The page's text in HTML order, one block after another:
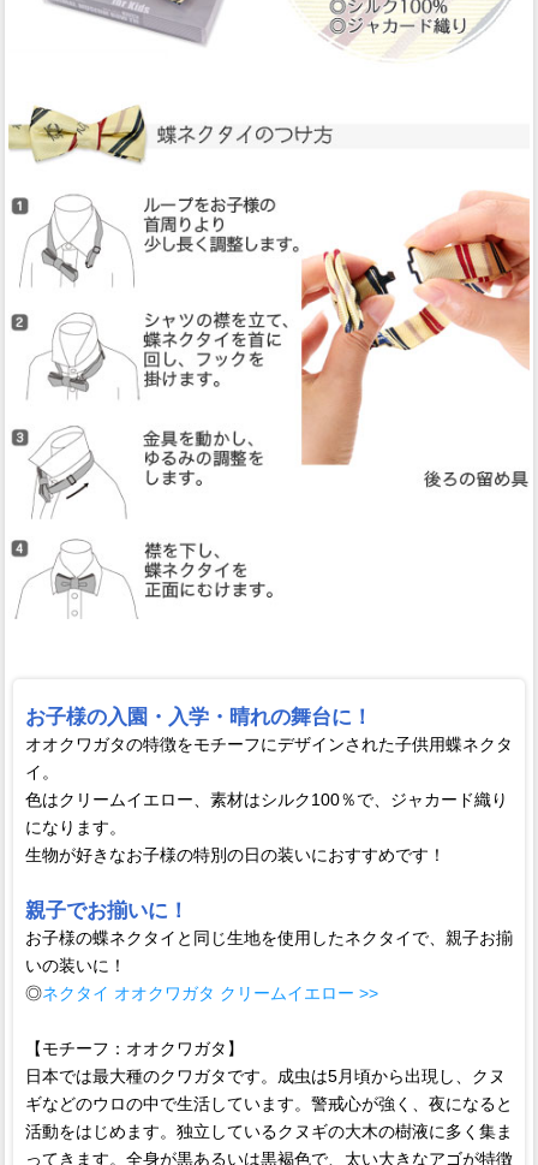
お子様の入園・入学・晴れの舞台に！
オオクワガタの特徴をモチーフにデザインされた子供用蝶ネクタ
イ。
色はクリームイエロー、素材はシルク100％で、ジャカード織り
になります。
生物が好きなお子様の特別の日の装いにおすすめです！
親子でお揃いに！
お子様の蝶ネクタイと同じ生地を使用したネクタイで、親子お揃
いの装いに！
◎ネクタイ オオクワガタ クリームイエロー >>
【モチーフ：オオクワガタ】
日本では最大種のクワガタです。成虫は5月頃から出現し、クヌ
ギなどのウロの中で生活しています。警戒心が強く、夜になると
活動をはじめます。独立しているクヌギの大木の樹液に多く集ま
ってきます。全身が黒あるいは黒褐色で、太い大きなアゴが特徴